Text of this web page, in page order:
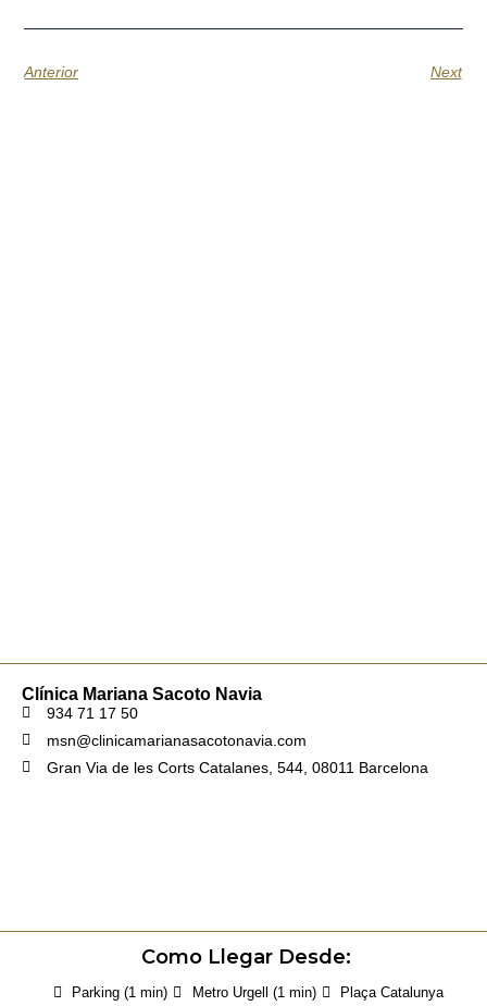
Anterior Next
Clínica Mariana Sacoto Navia
934 71 17 50
msn@clinicamarianasacotonavia.com
Gran Via de les Corts Catalanes, 544, 08011 Barcelona
Como Llegar Desde:
Parking (1 min) Metro Urgell (1 min)
Plaça Catalunya